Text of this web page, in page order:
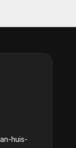
huis-